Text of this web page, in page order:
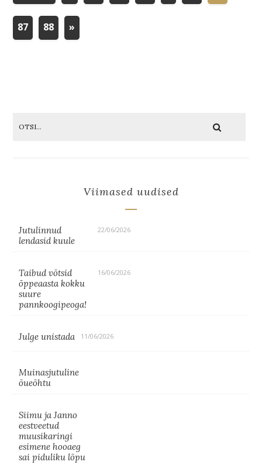
87 88 »
Viimased uudised
Jutulinnud
lendasid kuule
22/06/2026
Taibud võtsid
õppeaasta kokku
suure
pannkoogipeoga!
16/06/2026
Julge unistada 11/06/2026
Muinasjutuline
õueõhtu
Siimu ja Janno
eestveetud
muusikaringi
esimene hooaeg
sai piduliku lõpu